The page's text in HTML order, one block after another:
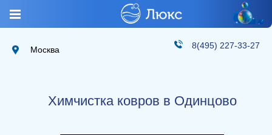
Москва 8(495) 227-33-27
Химчистка ковров в Одинцово